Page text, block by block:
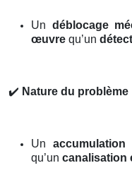
Un déblocage
œuvre qu’un
✔️ Nature du problème
Un accumulation
qu’un canalisation